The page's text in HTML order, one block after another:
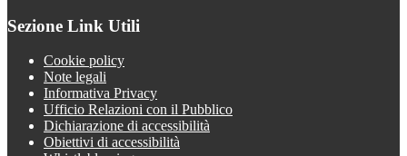
Sezione Link Utili
Cookie policy
Note legali
Informativa Privacy
Ufficio Relazioni con il Pubblico
Dichiarazione di accessibilità
Obiettivi di accessibilità